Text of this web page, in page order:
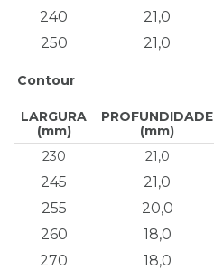
240
21,0
250
21,0
Contour
LARGURA
(mm)
PROFUNDIDADE
(mm)
230
21,0
245 21,0
255
20,0
260
18,0
270
18,0